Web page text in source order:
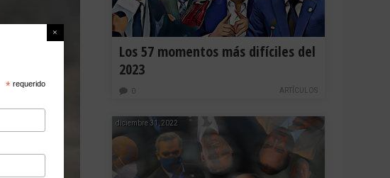
Los 57 momentos más difíciles del
2023
ARTÍCULOS
0
diciembre 31, 2022
*requerido